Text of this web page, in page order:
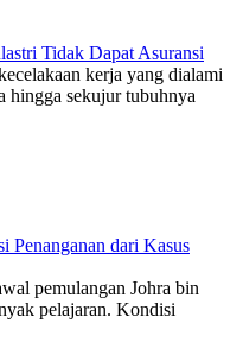
Tidak Dapat Asuransi
kerja yang dialami
hingga sekujur tubuhnya
Penanganan dari Kasus
pemulangan Johra bin
pelajaran. Kondisi